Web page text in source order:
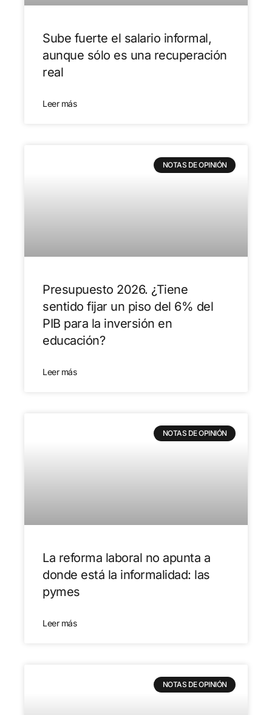
Sube fuerte el salario informal,
aunque sólo es una recuperación
real
Leer más
NOTAS DE OPINIÓN
Presupuesto 2026. ¿Tiene
sentido fijar un piso del 6% del
PIB para la inversión en
educación?
Leer más
NOTAS DE OPINIÓN
La reforma laboral no apunta a
donde está la informalidad: las
pymes
Leer más
NOTAS DE OPINIÓN